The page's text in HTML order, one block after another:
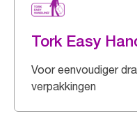
Tork Easy
Voor eenvoudiger
verpakkingen